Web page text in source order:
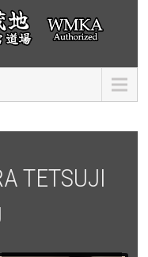
TETSUJI